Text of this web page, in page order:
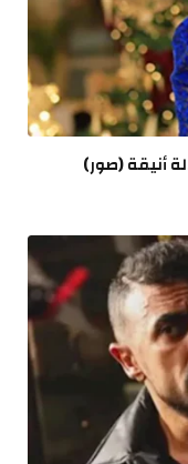
أنيقة (صور)